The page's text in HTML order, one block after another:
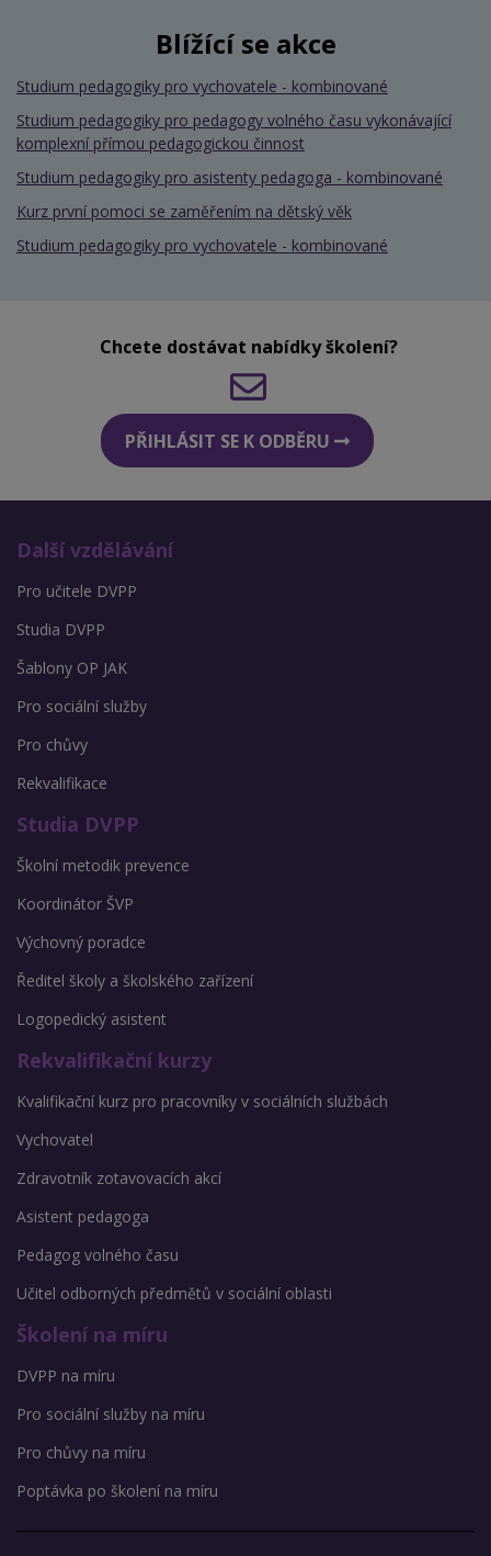
Blížící se akce
Studium pedagogiky pro vychovatele - kombinované
Studium pedagogiky pro pedagogy volného času vykonávající
komplexní přímou pedagogickou činnost
Studium pedagogiky pro asistenty pedagoga - kombinované
Kurz první pomoci se zaměřením na dětský věk
Studium pedagogiky pro vychovatele - kombinované
Chcete dostávat nabídky školení?
PŘIHLÁSIT SE K ODBĚRU
Další vzdělávání
Pro učitele DVPP
Studia DVPP
Šablony OP JAK
Pro sociální služby
Pro chůvy
Rekvalifikace
Studia DVPP
Školní metodik prevence
Koordinátor ŠVP
Výchovný poradce
Ředitel školy a školského zařízení
Logopedický asistent
Rekvalifikační kurzy
Kvalifikační kurz pro pracovníky v sociálních službách
Vychovatel
Zdravotník zotavovacích akcí
Asistent pedagoga
Pedagog volného času
Učitel odborných předmětů v sociální oblasti
Školení na míru
DVPP na míru
Pro sociální služby na míru
Pro chůvy na míru
Poptávka po školení na míru